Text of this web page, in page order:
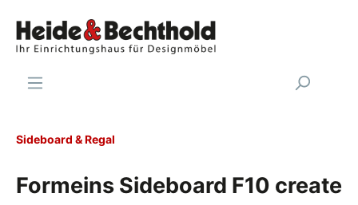
Sideboard & Regal
Formeins Sideboard F10 create